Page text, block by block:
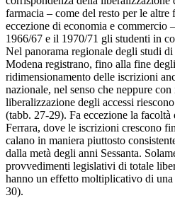
farmacia – come del resto per le
eccezione di economia e commercio
1966/67 e il 1970/71 gli studenti in
Nel panorama regionale degli studi
Modena registrano, fino alla fine
ridimensionamento delle iscrizioni
nazionale, nel senso che neppure
liberalizzazione degli accessi
(tabb. 27-29). Fa eccezione la
Ferrara, dove le iscrizioni crescono
calano in maniera piuttosto
dalla metà degli anni Sessanta.
provvedimenti legislativi di totale
hanno un effetto moltiplicativo di una
30).